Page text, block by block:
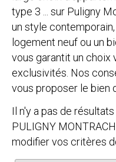
type 3 ... sur Puligny
un style
logement neuf ou un
vous garantit un choix
exclusivités. Nos
vous proposer le bien
Il n'y a pas de
PULIGNY
modifier vos critères